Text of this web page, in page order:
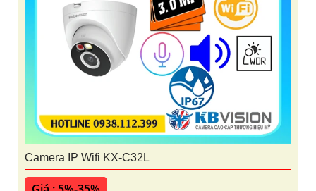
Camera IP Wifi KX-C32L